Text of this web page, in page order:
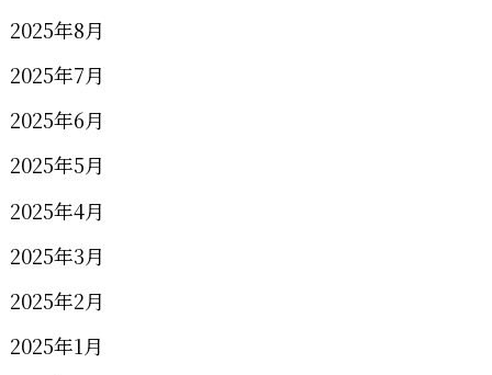
2025年8月
2025年7月
2025年6月
2025年5月
2025年4月
2025年3月
2025年2月
2025年1月